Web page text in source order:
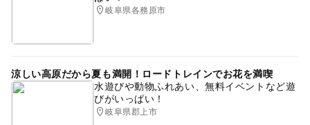
岐阜県各務原市
涼しい高原だから夏も満開！ロードトレインでお花を満喫
水遊びや動物ふれあい、無料イベントなど遊
びがいっぱい！
岐阜県郡上市